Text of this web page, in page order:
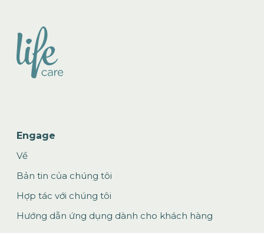
Engage
Về
Bản tin của chúng tôi
Hợp tác với chúng tôi
Hướng dẫn ứng dụng dành cho khách hàng